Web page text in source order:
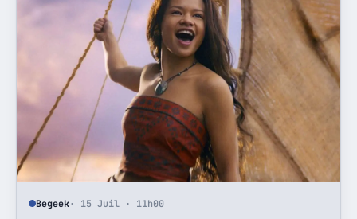
Begeek· 15 Juil · 11h00